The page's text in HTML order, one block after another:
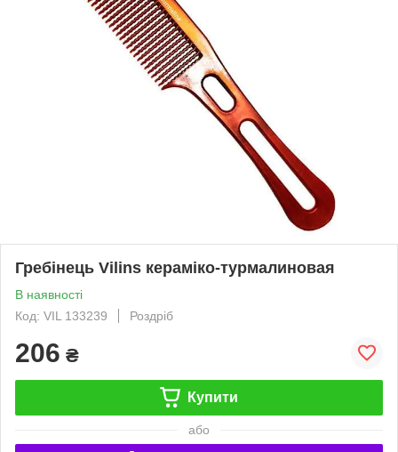
Гребінець Vilins кераміко-турмалиновая
В наявності
Код: VIL 133239
Роздріб
206 ₴
Купити
або